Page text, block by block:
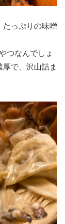
たっぷりの味噌
つなんでしょ
で、沢山詰ま